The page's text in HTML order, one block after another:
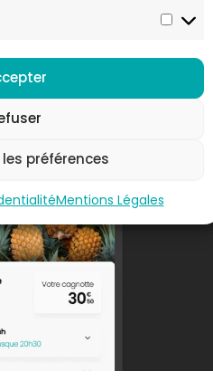
préférences
Mentions Légales
l'application
dans votre poche !